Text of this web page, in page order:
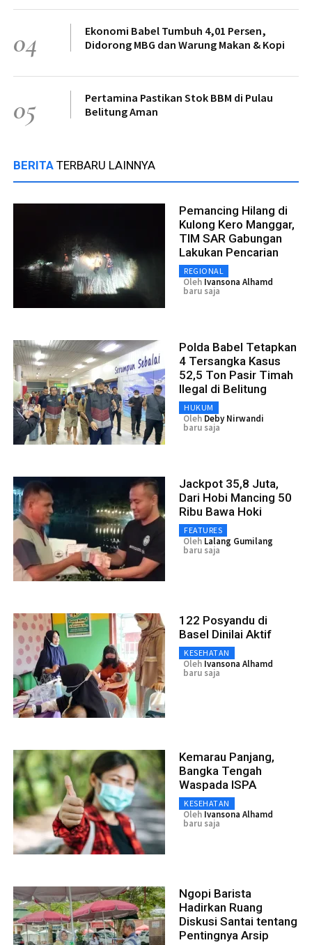
04
Ekonomi Babel Tumbuh 4,01 Persen,
Didorong MBG dan Warung Makan & Kopi
05
Pertamina Pastikan Stok BBM di Pulau
Belitung Aman
BERITA TERBARU LAINNYA
Pemancing Hilang di
Kulong Kero Manggar,
TIM SAR Gabungan
Lakukan Pencarian
REGIONAL
Oleh Ivansona Alhamd
baru saja
Polda Babel Tetapkan
4 Tersangka Kasus
52,5 Ton Pasir Timah
Ilegal di Belitung
HUKUM
Oleh Deby Nirwandi
baru saja
Jackpot 35,8 Juta,
Dari Hobi Mancing 50
Ribu Bawa Hoki
FEATURES
Oleh Lalang Gumilang
baru saja
122 Posyandu di
Basel Dinilai Aktif
KESEHATAN
Oleh Ivansona Alhamd
baru saja
Kemarau Panjang,
Bangka Tengah
Waspada ISPA
KESEHATAN
Oleh Ivansona Alhamd
baru saja
Ngopi Barista
Hadirkan Ruang
Diskusi Santai tentang
Pentingnya Arsip